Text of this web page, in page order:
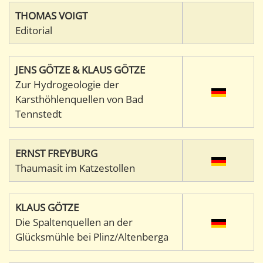
THOMAS VOIGT
Editorial
JENS GÖTZE & KLAUS GÖTZE
Zur Hydrogeologie der
Karsthöhlenquellen von Bad
Tennstedt
ERNST FREYBURG
Thaumasit im Katzestollen
KLAUS GÖTZE
Die Spaltenquellen an der
Glücksmühle bei Plinz/Altenberga